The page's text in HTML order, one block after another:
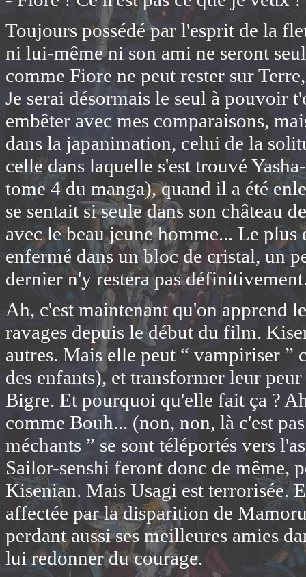
Toujours possédé par l'esprit de la
ni lui-même ni son ami ne seront
comme Fiore ne peut rester sur
Je serai désormais le seul à pouvoir
embêter avec mes comparaisons,
dans la japanimation, celui de la
celle dans laquelle s'est trouvé
tome 4 du manga), quand il a été
se sentait si seule dans son château
avec le beau jeune homme... Le plus
enfermé dans un bloc de cristal, un
dernier n'y restera pas
Ah, c'est maintenant qu'on apprend
ravages depuis le début du film.
autres. Mais elle peut “ vampiriser ”
des enfants), et transformer leur
Bigre. Et pourquoi qu'elle fait ça ?
comme Bouh... (non, non, là c'est
méchants ” se sont téléportés vers
Sailor-senshi feront donc de même,
Kisenian. Mais Usagi est terrorisée.
affectée par la disparition de
perdant aussi ses meilleures amies
lui redonner du courage.